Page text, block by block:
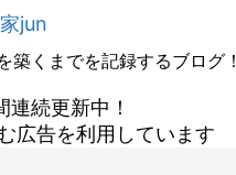
jun
築くまでを記録するブログ！
続更新中！
広告を利用しています